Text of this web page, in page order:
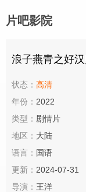
片吧影院
浪子燕青之好
状态： 高清
年份： 2022
类型： 剧情片
地区： 大陆
语言： 国语
更新： 2024-07-31
导演： 王洋